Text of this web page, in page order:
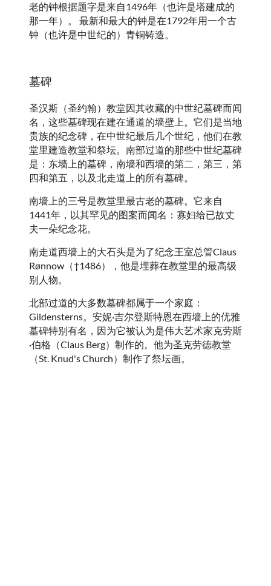
老的钟根据题字是来自1496年（也许是塔建成的
那一年）。 最新和最大的钟是在1792年用一个古
钟（也许是中世纪的）青铜铸造。
墓碑
圣汉斯（圣约翰）教堂因其收藏的中世纪墓碑而闻
名，这些墓碑现在建在通道的墙壁上。它们是当地
贵族的纪念碑，在中世纪最后几个世纪，他们在教
堂里建造教堂和祭坛。南部过道的那些中世纪墓碑
是：东墙上的墓碑，南墙和西墙的第二，第三，第
四和第五，以及北走道上的所有墓碑。
南墙上的三号是教堂里最古老的墓碑。它来自
1441年，以其罕见的图案而闻名：寡妇给已故丈
夫一朵纪念花。
南走道西墙上的大石头是为了纪念王室总管Claus
Rønnow（†1486），他是埋葬在教堂里的最高级
别人物。
北部过道的大多数墓碑都属于一个家庭：
Gildensterns。安妮·吉尔登斯特恩在西墙上的优雅
墓碑特别有名，因为它被认为是伟大艺术家克劳斯
·伯格（Claus Berg）制作的。他为圣克劳德教堂
（St. Knud's Church）制作了祭坛画。